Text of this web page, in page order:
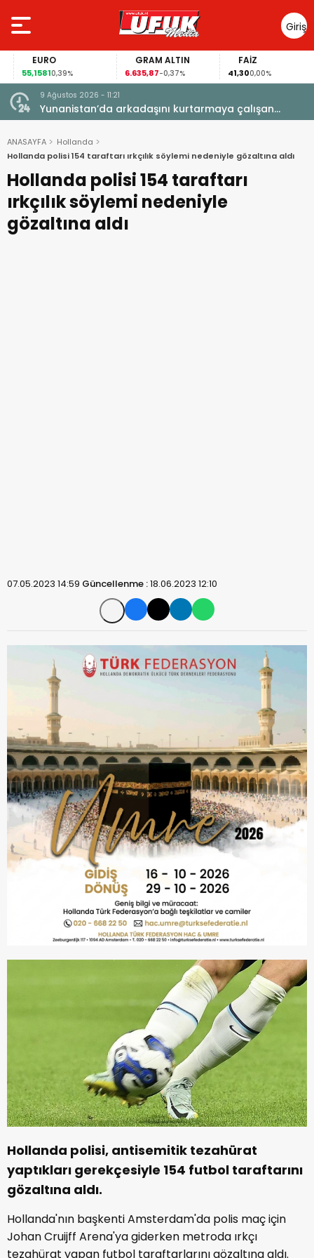
Giriş
Yap
EURO
55,15810,39%
GRAM ALTIN
6.635,87-0,37%
FAİZ
41,300,00%
9 Ağustos 2026 - 11:21
Yunanistan’da arkadaşını kurtarmaya çalışan
Hollandalı kadın hayatını kaybetti
ANASAYFA
Hollanda
Hollanda polisi 154 taraftarı ırkçılık söylemi nedeniyle gözaltına aldı
Hollanda polisi 154 taraftarı
ırkçılık söylemi nedeniyle
gözaltına aldı
07.05.2023 14:59 Güncellenme :18.06.2023 12:10
Hollanda polisi, antisemitik tezahürat
yaptıkları gerekçesiyle 154 futbol taraftarını
gözaltına aldı.
Hollanda'nın başkenti Amsterdam'da polis maç için
Johan Cruijff Arena'ya giderken metroda ırkçı
tezahürat yapan futbol taraftarlarını gözaltına aldı.